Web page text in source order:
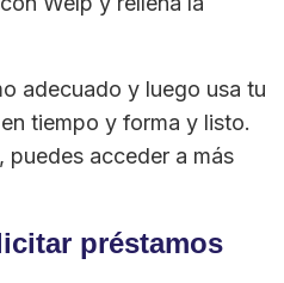
adecuado y luego usa tu
tiempo y forma y listo.
puedes acceder a más
préstamos